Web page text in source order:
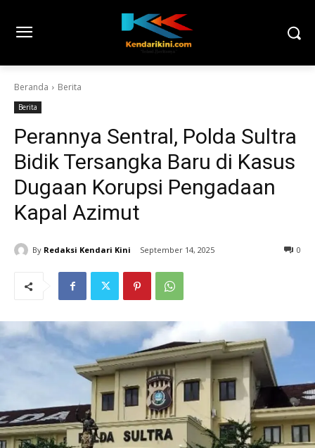
Beranda Berita
Berita
Perannya Sentral, Polda Sultra
Bidik Tersangka Baru di Kasus
Dugaan Korupsi Pengadaan
Kapal Azimut
By Redaksi Kendari Kini September 14, 2025 0